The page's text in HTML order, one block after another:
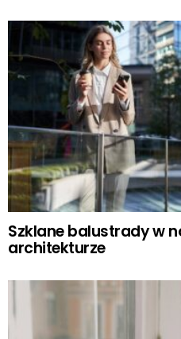
Szklane balustrady w
architekturze